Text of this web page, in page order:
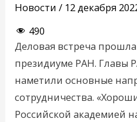
Новости / 12 декабря
490
Деловая встреча
президиуме РАН. Главы
наметили основные
сотрудничества.
Российской академией